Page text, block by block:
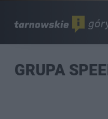
GRUPA